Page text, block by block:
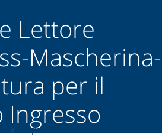
Lettore
Mascherina-
per il
Ingresso
»
Dispositivi e Schede